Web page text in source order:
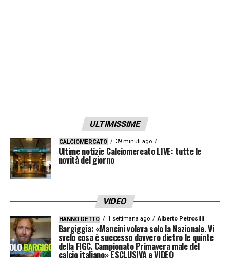
ULTIMISSIME
CALCIOMERCATO 39 minuti ago
Ultime notizie Calciomercato LIVE: tutte le
novità del giorno
VIDEO
HANNO DETTO 1 settimana ago Alberto Petrosilli
Bargiggia: «Mancini voleva solo la Nazionale. Vi
svelo cosa è successo davvero dietro le quinte
della FIGC. Campionato Primavera male del
calcio italiano» ESCLUSIVA e VIDEO